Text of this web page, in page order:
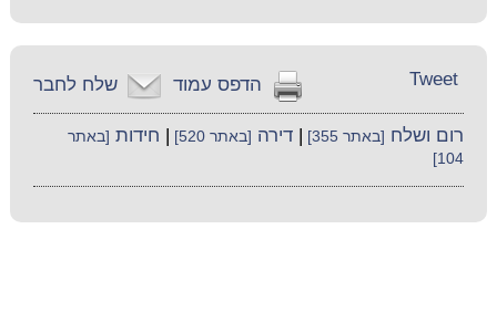
שלח לחבר הדפס עמוד Tweet
רום ושלח [באתר 355] |דירה [באתר 520] חידות [באתר
104]